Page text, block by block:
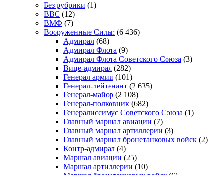
Без рубрики (1)
ВВС (12)
ВМФ (7)
Вооруженные Силы: (6 436)
Адмирал (68)
Адмирал Флота (9)
Адмирал Флота Советского Союза (3)
Вице-адмирал (282)
Генерал армии (101)
Генерал-лейтенант (2 635)
Генерал-майор (2 108)
Генерал-полковник (682)
Генералиссимус Советского Союза (1)
Главный маршал авиации (7)
Главный маршал артиллерии (3)
Главный маршал бронетанковых войск (2)
Контр-адмирал (4)
Маршал авиации (25)
Маршал артиллерии (10)